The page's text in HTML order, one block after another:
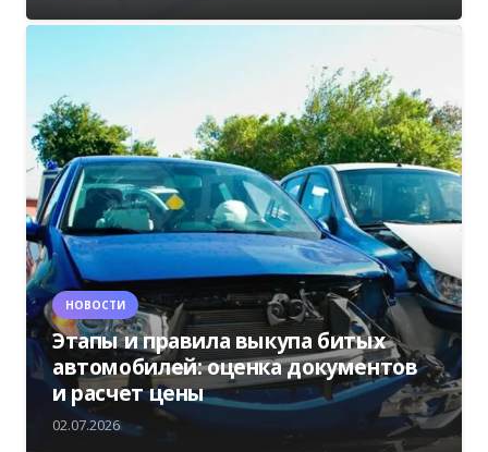
НОВОСТИ
Этапы и правила выкупа битых
автомобилей: оценка документов
и расчет цены
02.07.2026